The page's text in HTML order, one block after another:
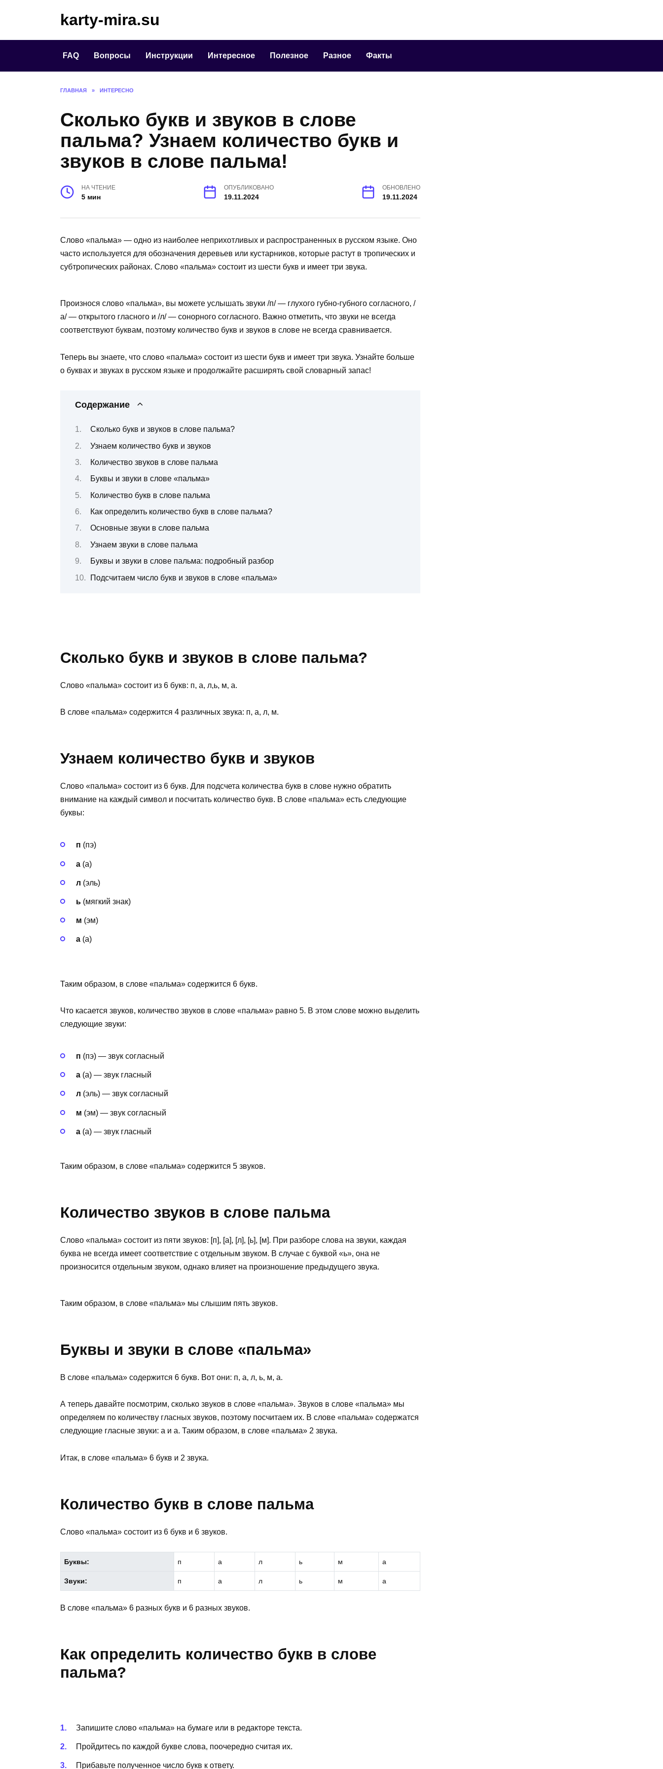
karty-mira.su
FAQ Вопросы Инструкции Интересное Полезное Разное Факты
ГЛАВНАЯ » ИНТЕРЕСНО
Сколько букв и звуков в слове
пальма? Узнаем количество букв и
звуков в слове пальма!
НА ЧТЕНИЕ
5 мин
ОПУБЛИКОВАНО
19.11.2024
ОБНОВЛЕНО
19.11.2024
Слово «пальма» — одно из наиболее неприхотливых и распространенных в русском языке. Оно
часто используется для обозначения деревьев или кустарников, которые растут в тропических и
субтропических районах. Слово «пальма» состоит из шести букв и имеет три звука.
Произнося слово «пальма», вы можете услышать звуки /п/ — глухого губно-губного согласного, /
а/ — открытого гласного и /л/ — сонорного согласного. Важно отметить, что звуки не всегда
соответствуют буквам, поэтому количество букв и звуков в слове не всегда сравнивается.
Теперь вы знаете, что слово «пальма» состоит из шести букв и имеет три звука. Узнайте больше
о буквах и звуках в русском языке и продолжайте расширять свой словарный запас!
Содержание
Сколько букв и звуков в слове пальма?
Узнаем количество букв и звуков
Количество звуков в слове пальма
Буквы и звуки в слове «пальма»
Количество букв в слове пальма
Как определить количество букв в слове пальма?
Основные звуки в слове пальма
Узнаем звуки в слове пальма
Буквы и звуки в слове пальма: подробный разбор
Подсчитаем число букв и звуков в слове «пальма»
Сколько букв и звуков в слове пальма?
Слово «пальма» состоит из 6 букв: п, а, л,ь, м, а.
В слове «пальма» содержится 4 различных звука: п, а, л, м.
Узнаем количество букв и звуков
Слово «пальма» состоит из 6 букв. Для подсчета количества букв в слове нужно обратить
внимание на каждый символ и посчитать количество букв. В слове «пальма» есть следующие
буквы:
п (пэ)
а (а)
л (эль)
ь (мягкий знак)
м (эм)
а (а)
Таким образом, в слове «пальма» содержится 6 букв.
Что касается звуков, количество звуков в слове «пальма» равно 5. В этом слове можно выделить
следующие звуки:
п (пэ) — звук согласный
а (а) — звук гласный
л (эль) — звук согласный
м (эм) — звук согласный
а (а) — звук гласный
Таким образом, в слове «пальма» содержится 5 звуков.
Количество звуков в слове пальма
Слово «пальма» состоит из пяти звуков: [п], [а], [л], [ь], [м]. При разборе слова на звуки, каждая
буква не всегда имеет соответствие с отдельным звуком. В случае с буквой «ь», она не
произносится отдельным звуком, однако влияет на произношение предыдущего звука.
Таким образом, в слове «пальма» мы слышим пять звуков.
Буквы и звуки в слове «пальма»
В слове «пальма» содержится 6 букв. Вот они: п, а, л, ь, м, а.
А теперь давайте посмотрим, сколько звуков в слове «пальма». Звуков в слове «пальма» мы
определяем по количеству гласных звуков, поэтому посчитаем их. В слове «пальма» содержатся
следующие гласные звуки: а и а. Таким образом, в слове «пальма» 2 звука.
Итак, в слове «пальма» 6 букв и 2 звука.
Количество букв в слове пальма
Слово «пальма» состоит из 6 букв и 6 звуков.
Буквы: п а л ь м а
Звуки: п а л ь м а
В слове «пальма» 6 разных букв и 6 разных звуков.
Как определить количество букв в слове
пальма?
Запишите слово «пальма» на бумаге или в редакторе текста.
Пройдитесь по каждой букве слова, поочередно считая их.
Прибавьте полученное число букв к ответу.